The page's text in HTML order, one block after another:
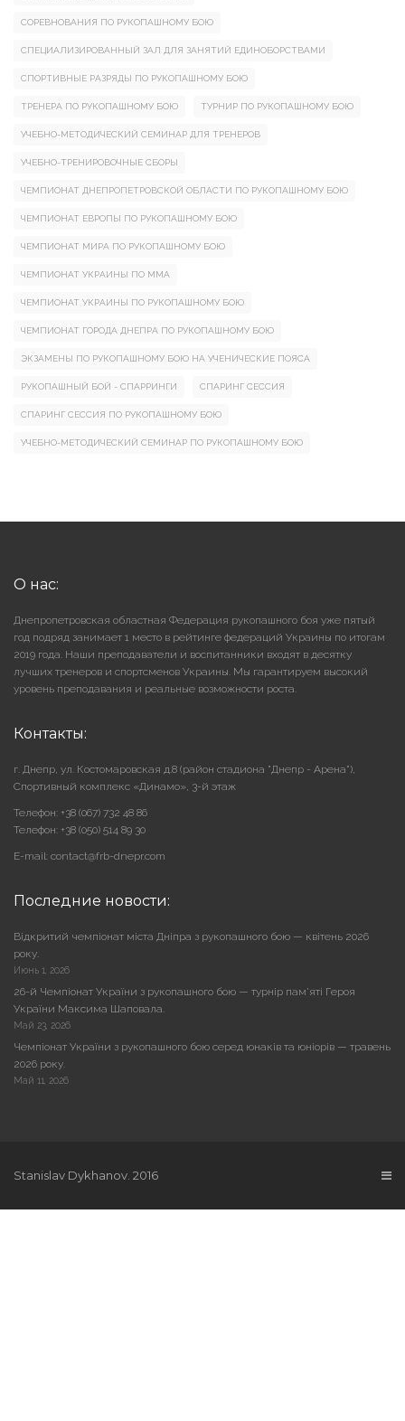
СОРЕВНОВАНИЯ ПО РУКОПАШНОМУ БОЮ
СПЕЦИАЛИЗИРОВАННЫЙ ЗАЛ ДЛЯ ЗАНЯТИЙ ЕДИНОБОРСТВАМИ
СПОРТИВНЫЕ РАЗРЯДЫ ПО РУКОПАШНОМУ БОЮ
ТРЕНЕРА ПО РУКОПАШНОМУ БОЮ ТУРНИР ПО РУКОПАШНОМУ БОЮ
УЧЕБНО-МЕТОДИЧЕСКИЙ СЕМИНАР ДЛЯ ТРЕНЕРОВ
УЧЕБНО-ТРЕНИРОВОЧНЫЕ СБОРЫ
ЧЕМПИОНАТ ДНЕПРОПЕТРОВСКОЙ ОБЛАСТИ ПО РУКОПАШНОМУ БОЮ
ЧЕМПИОНАТ ЕВРОПЫ ПО РУКОПАШНОМУ БОЮ
ЧЕМПИОНАТ МИРА ПО РУКОПАШНОМУ БОЮ
ЧЕМПИОНАТ УКРАИНЫ ПО ММА
ЧЕМПИОНАТ УКРАИНЫ ПО РУКОПАШНОМУ БОЮ
ЧЕМПИОНАТ ГОРОДА ДНЕПРА ПО РУКОПАШНОМУ БОЮ
ЭКЗАМЕНЫ ПО РУКОПАШНОМУ БОЮ НА УЧЕНИЧЕСКИЕ ПОЯСА
РУКОПАШНЫЙ БОЙ - СПАРРИНГИ СПАРИНГ СЕССИЯ
СПАРИНГ СЕССИЯ ПО РУКОПАШНОМУ БОЮ
УЧЕБНО-МЕТОДИЧЕСКИЙ СЕМИНАР ПО РУКОПАШНОМУ БОЮ
О нас:
Днепропетровская областная Федерация рукопашного боя уже пятый
год подряд занимает 1 место в рейтинге федераций Украины по итогам
2019 года. Наши преподаватели и воспитанники входят в десятку
лучших тренеров и спортсменов Украины. Мы гарантируем высокий
уровень преподавания и реальные возможности роста.
Контакты:
г. Днепр, ул. Костомаровская д.8 (район стадиона "Днепр - Арена"),
Cпортивный комплекс «Динамо», 3-й этаж
Телефон: +38 (067) 732 48 86
Телефон: +38 (050) 514 89 30
E-mail: contact@frb-dnepr.com
Последние новости:
Відкритий чемпіонат міста Дніпра з рукопашного бою — квітень 2026
року.
Июнь 1, 2026
26-й Чемпіонат України з рукопашного бою — турнір пам’яті Героя
України Максима Шаповала.
Май 23, 2026
Чемпіонат України з рукопашного бою серед юнаків та юніорів — травень
2026 року.
Май 11, 2026
Stanislav Dykhanov. 2016